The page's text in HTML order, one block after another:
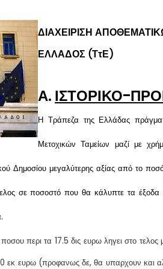
ΔΙΑΧΕΙΡΙΣΗ
ΕΛΛΑΔΟΣ (ΤτΕ)
Α. ΙΣΤΟΡΙΚΟ-
Η Τράπεζα της Ελλάδας
Μετοχικών Ταμείων μαζί με
Δημοσίου μεγαλύτερης αξίας από το
σε ποσοστό που θα κάλυπτε τα έξοδα
περι τα 17.5 δις ευρω ληγει στο τελος
εκ ευρω (προφανως δε, θα υπαρχουν και